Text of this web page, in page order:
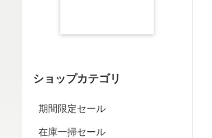
ショップカテゴリ
期間限定セール
在庫一掃セール